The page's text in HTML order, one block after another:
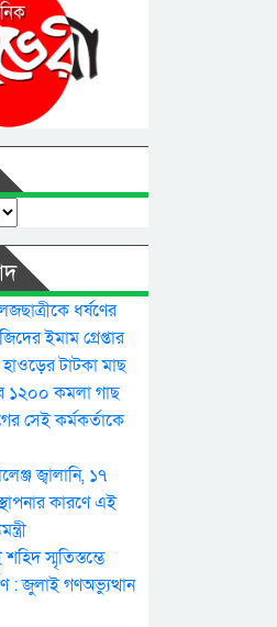
ধর্ষণের
ইমাম গ্রেপ্তার
টাটকা মাছ
১২০০ কমলা গাছ
সেই কর্মকর্তাকে
জ্বালানি, ১৭
কারণে এই
স্মৃতিস্তম্ভে
: জুলাই গণঅভ্যুত্থান